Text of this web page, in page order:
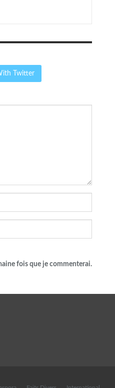
Twitter
fois que je commenterai.